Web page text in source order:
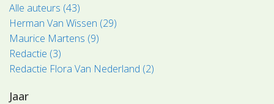
Alle auteurs (43)
Herman Van Wissen (29)
Maurice Martens (9)
Redactie (3)
Redactie Flora Van Nederland (2)
Jaar